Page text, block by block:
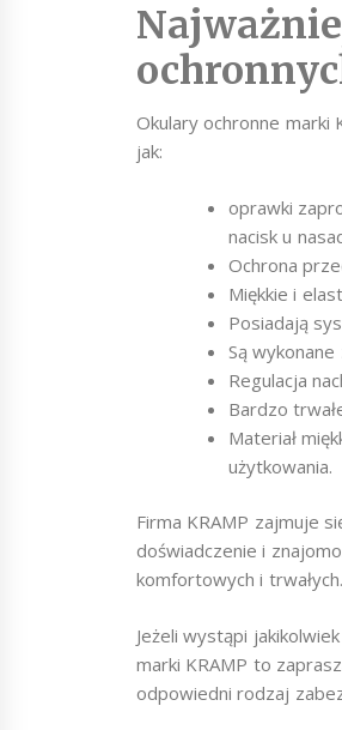
Okulary ochronne marki
jak:
oprawki
nacisk u
Ochrona
Miękkie i
Posiadają
Są
Regulacja
Bardzo
Materiał
użytkowania.
Firma KRAMP zajmuje
doświadczenie i
komfortowych i trwałych.
Jeżeli wystąpi
marki KRAMP to
odpowiedni rodzaj